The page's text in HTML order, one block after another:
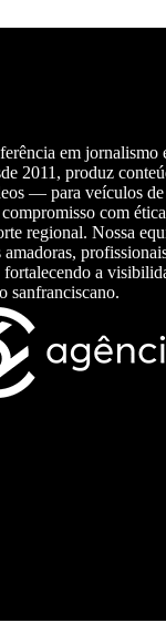
em jornalismo
2011, produz
— para veículos
com
regional. Nossa
fortalecendo a
sanfranciscano.